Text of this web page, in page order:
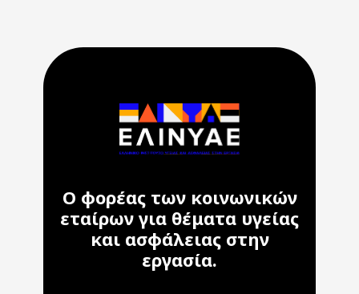
Ο φορέας των κοινωνικών
εταίρων για θέματα υγείας
και ασφάλειας στην
εργασία.